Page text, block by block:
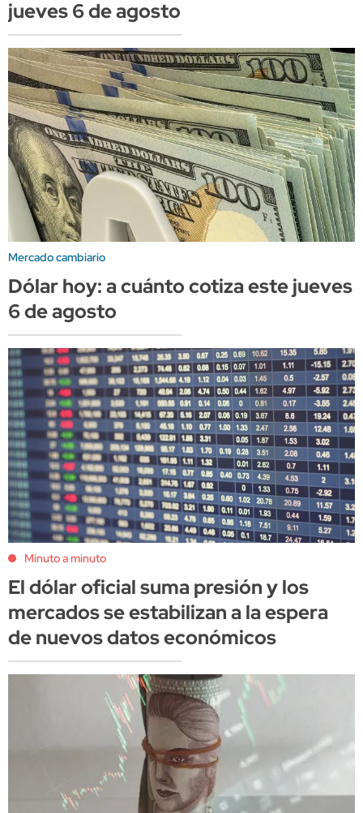
jueves 6 de agosto
Mercado cambiario
Dólar hoy: a cuánto cotiza este jueves
6 de agosto
Minuto a minuto
El dólar oficial suma presión y los
mercados se estabilizan a la espera
de nuevos datos económicos